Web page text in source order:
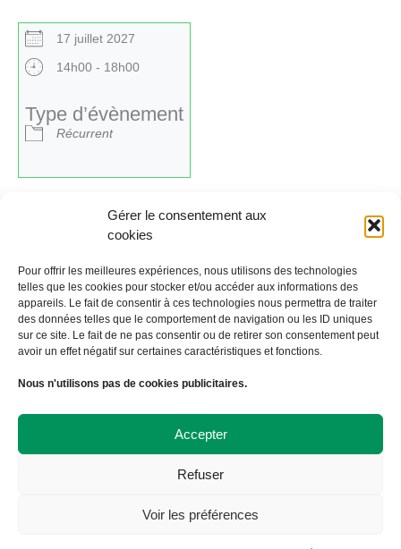
Gérer le consentement aux
cookies
Pour offrir les meilleures expériences, nous utilisons des technologies
telles que les cookies pour stocker et/ou accéder aux informations des
appareils. Le fait de consentir à ces technologies nous permettra de traiter
des données telles que le comportement de navigation ou les ID uniques
sur ce site. Le fait de ne pas consentir ou de retirer son consentement peut
avoir un effet négatif sur certaines caractéristiques et fonctions.
Nous n'utilisons pas de cookies publicitaires.
Accepter
Refuser
Voir les préférences
17 juillet 2027
14h00 - 18h00
Type d’évènement
Récurrent
←Évènement précédent Évènement suivant→
108 avenue Victor Hugo
09 72 57 35 57
contact@abicyclette-tulle.fr
Copyright 2023 Association À Bicyclette
Politique de cookies